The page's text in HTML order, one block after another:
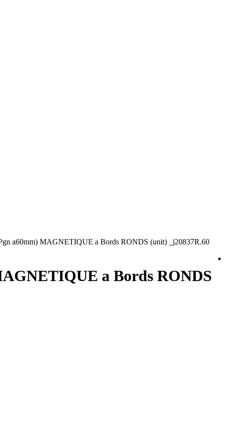
a60mm) MAGNETIQUE a Bords RONDS (unit) _j20837R.60
a Bords RONDS